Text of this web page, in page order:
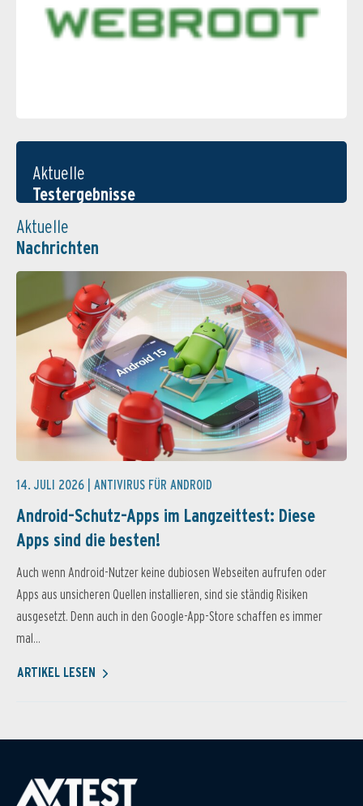
Aktuelle
Testergebnisse
Aktuelle
Nachrichten
14. JULI 2026 | ANTIVIRUS FÜR ANDROID
Android-Schutz-Apps im Langzeittest: Diese
Apps sind die besten!
Auch wenn Android-Nutzer keine dubiosen Webseiten aufrufen oder
Apps aus unsicheren Quellen installieren, sind sie ständig Risiken
ausgesetzt. Denn auch in den Google-App-Store schaffen es immer
mal...
ARTIKEL LESEN